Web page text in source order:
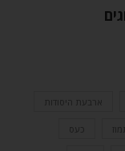
ארבעת היסודות
כעס